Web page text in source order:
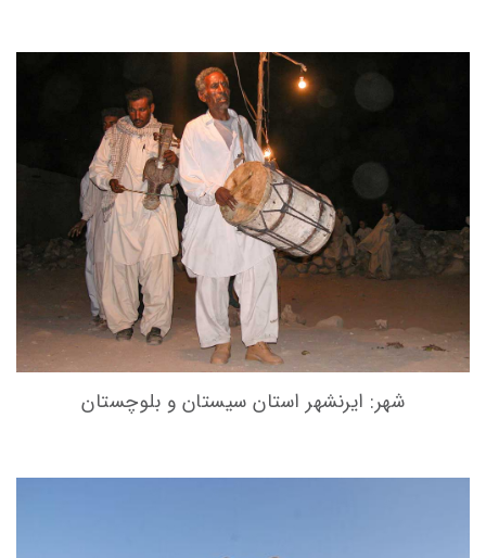
شهر: ایرنشهر استان سیستان و بلوچستان